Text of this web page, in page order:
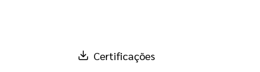
Certificações